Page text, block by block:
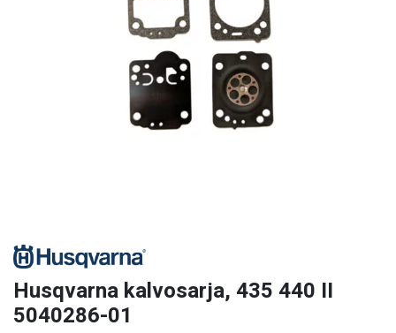
Husqvarna kalvosarja, 435 440 II
5040286-01